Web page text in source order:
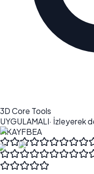
3D Core Tools
UYGULAMALI· İzleyerek
MKAYFBEA